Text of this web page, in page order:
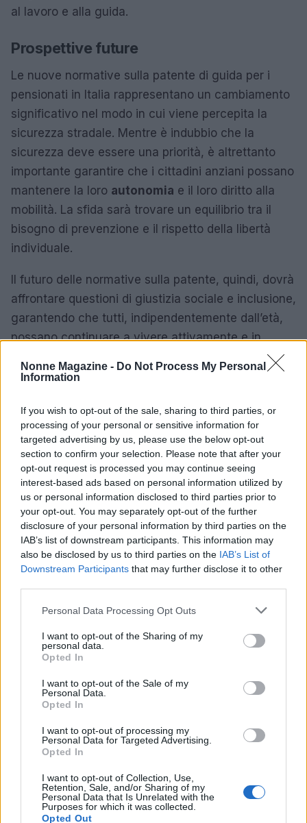
Nonne Magazine - Do Not Process My Personal
Information
If you wish to opt-out of the sale, sharing to third parties, or
processing of your personal or sensitive information for
targeted advertising by us, please use the below opt-out
section to confirm your selection. Please note that after your
opt-out request is processed you may continue seeing
interest-based ads based on personal information utilized by
us or personal information disclosed to third parties prior to
your opt-out. You may separately opt-out of the further
disclosure of your personal information by third parties on the
IAB’s list of downstream participants. This information may
also be disclosed by us to third parties on the IAB’s List of
Downstream Participants that may further disclose it to other
Please note that this website/app uses one or more Google
not limited to your visit or usage behaviour. You may click to
grant or deny consent to Google and its third-party tags to
use your data for below specified purposes in below Google
consent section.
Personal Data Processing Opt Outs
I want to opt-out of the Sharing of my
personal data.
Opted In
I want to opt-out of the Sale of my
Personal Data.
Opted In
I want to opt-out of processing my
Personal Data for Targeted Advertising.
Opted In
I want to opt-out of Collection, Use,
Retention, Sale, and/or Sharing of my
Personal Data that Is Unrelated with the
Purposes for which it was collected.
Opted Out
al lavoro e alla guida.
Prospettive future
Le nuove normative sulla patente di guida per i
pensionati in Italia rappresentano un cambiamento
significativo nel modo in cui viene percepita la
sicurezza stradale. Mentre è indubbio che la
sicurezza deve essere una priorità, è altrettanto
importante garantire che i cittadini anziani possano
mantenere la loro autonomia e il loro diritto alla
mobilità. La sfida sarà trovare un equilibrio tra il
bisogno di prevenzione e il rispetto della libertà
individuale.
Il futuro delle normative sulla patente, quindi, dovrà
affrontare questioni di giustizia sociale e inclusione,
garantendo che tutti, indipendentemente dall’età,
possano continuare a vivere attivamente e in
AUTORE
AiAdhubMedia
Continua a leggere
NEWS